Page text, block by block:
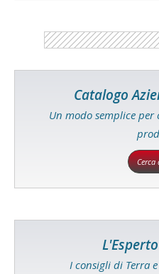
Catalogo
Un modo semplice
Cerca
I consigli di Terra